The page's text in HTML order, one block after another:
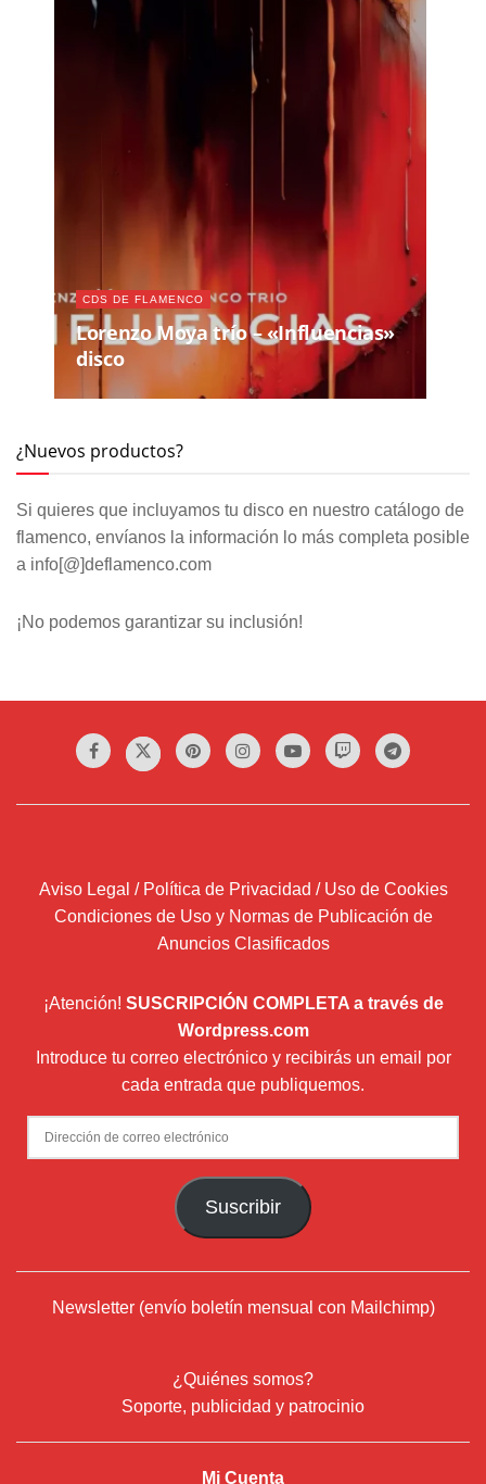
CDS DE FLAMENCO
Lorenzo Moya trío – «Influencias»
disco
¿Nuevos productos?
Si quieres que incluyamos tu disco en nuestro catálogo de
flamenco, envíanos la información lo más completa posible
a info[@]deflamenco.com
¡No podemos garantizar su inclusión!
Aviso Legal / Política de Privacidad / Uso de Cookies
Condiciones de Uso y Normas de Publicación de
Anuncios Clasificados
¡Atención! SUSCRIPCIÓN COMPLETA a través de
Wordpress.com
Introduce tu correo electrónico y recibirás un email por
cada entrada que publiquemos.
Dirección
de
Suscribir
Newsletter (envío boletín mensual con Mailchimp)
¿Quiénes somos?
Soporte, publicidad y patrocinio
Mi Cuenta